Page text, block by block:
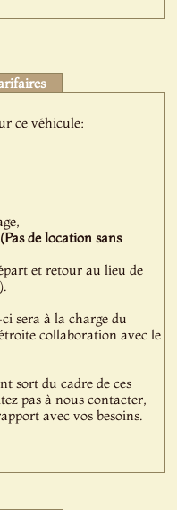
ce véhicule:
(Pas de location sans
et retour au lieu de
sera à la charge du
collaboration avec le
sort du cadre de ces
pas à nous contacter,
avec vos besoins.